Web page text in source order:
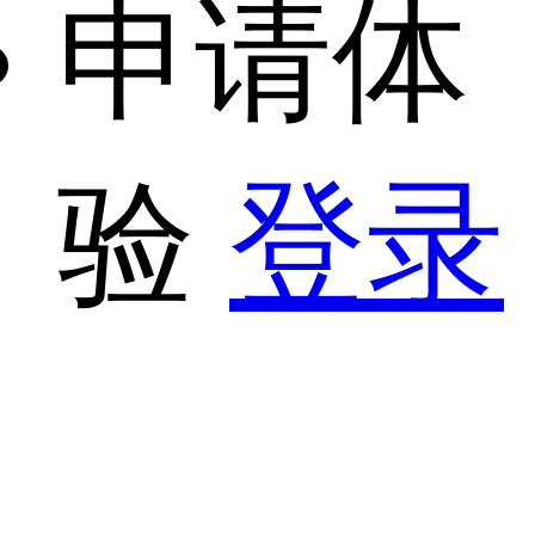
申请体
验 登录